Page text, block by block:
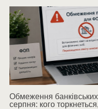
Обмеження
серпня: кого